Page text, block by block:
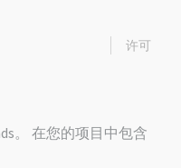
许可
。 在您的项目中包含